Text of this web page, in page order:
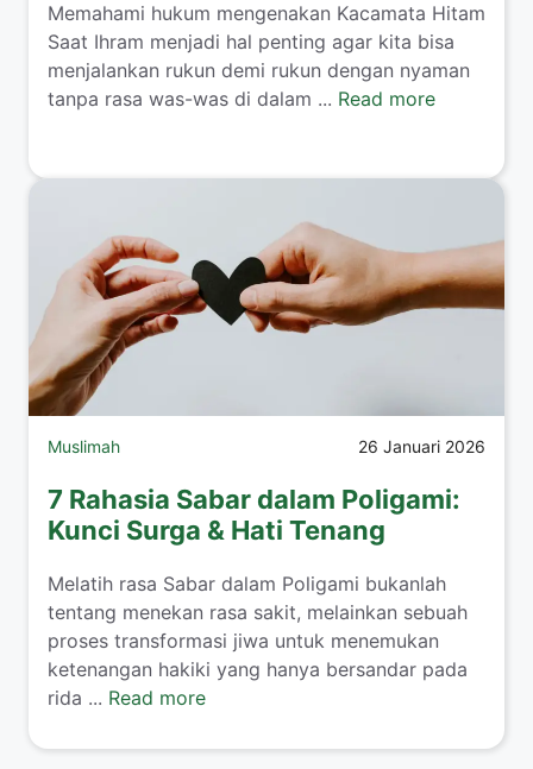
​Memahami hukum mengenakan Kacamata Hitam
Saat Ihram menjadi hal penting agar kita bisa
menjalankan rukun demi rukun dengan nyaman
tanpa rasa was-was di dalam ... Read more
Muslimah 26 Januari 2026
7 Rahasia Sabar dalam Poligami:
Kunci Surga & Hati Tenang
​Melatih rasa Sabar dalam Poligami bukanlah
tentang menekan rasa sakit, melainkan sebuah
proses transformasi jiwa untuk menemukan
ketenangan hakiki yang hanya bersandar pada
rida ... Read more